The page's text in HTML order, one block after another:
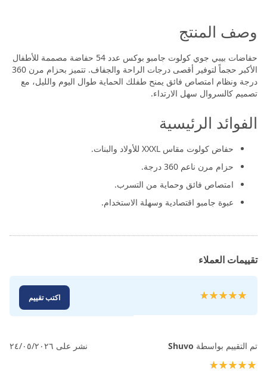
وصف المنتج
حفاضات بيبي جوي كولوت جامبو بوكس عدد 54 حفاضة مصممة للأطفال
الأكبر حجماً لتوفير أقصى درجات الراحة والجفاف. تتميز بحزام مرن 360
درجة ونظام امتصاص فائق يمنح طفلك الحماية طوال اليوم والليل، مع
تصميم كالسروال سهل الارتداء.
الفوائد الرئيسية
حفاض كولوت مقاس XXXL للأولاد والبنات.
حزام مرن ناعم 360 درجة.
امتصاص فائق وحماية من التسرب.
عبوة جامبو اقتصادية وسهلة الاستخدام.
تقييمات العملاء
تقييم:
اكتب تقييم
تم التقييم بواسطة Shuvo نشر على ٢٤/٠٥/٢٠٢٦